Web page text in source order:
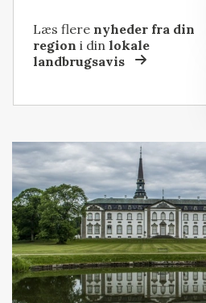
Læs flere nyheder fra din
region i dinlokale
landbrugsavis